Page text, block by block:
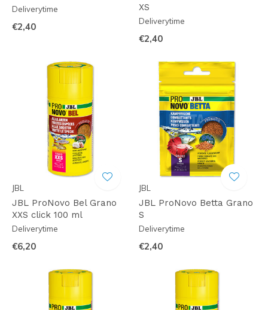
Deliverytime
€2,40
XS
Deliverytime
€2,40
JBL
JBL ProNovo Bel Grano
XXS click 100 ml
Deliverytime
€6,20
JBL
JBL ProNovo Betta Grano
S
Deliverytime
€2,40